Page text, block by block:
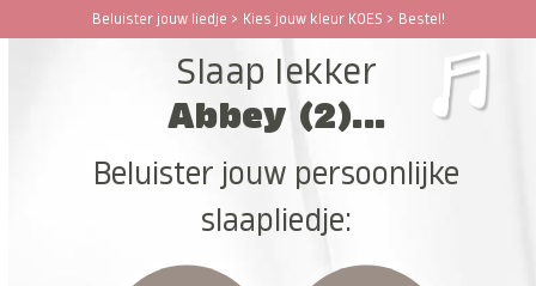
Beluister jouw liedje > Kies jouw kleur KOES > Bestel!
Open
Close
Slaap lekker
Abbey (2)...
Beluister jouw persoonlijke
slaapliedje: